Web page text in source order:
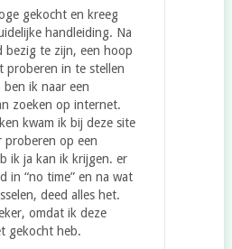
gekocht en kreeg
handleiding. Na
bezig te zijn, een hoop
proberen in te stellen
ik naar een
zoeken op internet.
kwam ik bij deze site
proberen op een
ik ja kan ik krijgen. er
in “no time” en na wat
deed alles het.
omdat ik deze
gekocht heb.